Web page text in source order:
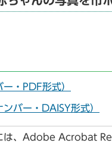
・PDF形式）
バー・DAISY形式）
は、Adobe Acrobat